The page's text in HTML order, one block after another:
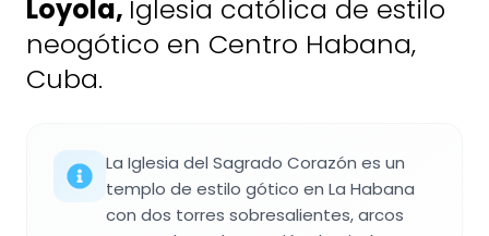
Loyola, Iglesia católica de estilo
neogótico en Centro Habana,
Cuba.
La Iglesia del Sagrado Corazón es un
templo de estilo gótico en La Habana
con dos torres sobresalientes, arcos